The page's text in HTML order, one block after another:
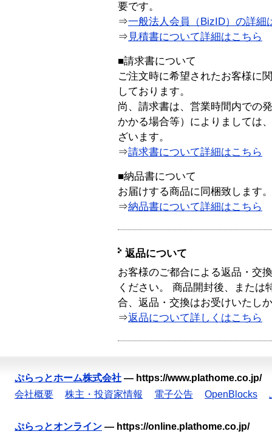
要です。
⇒一般法人会員（BizID）の詳細
⇒ 見積書について詳細はこちら
■請求書について
ご注文時に希望されたお客様に
しております。
尚、請求書は、営業時間内での
かかる場合等）によりましては
ざいます。
⇒請求書について詳細はこちら
■納品書について
お届けする商品に同梱致します。
⇒納品書について詳細はこちら
返品について
お客様のご都合による返品・交
ください。 商品開封後、または
合、返品・交換はお受けいたし
⇒返品について詳しくはこちら
ぷらっとホーム株式会社 — https://www.plathome.co.jp/
会社概要
株主・投資家情報 電子公告 OpenBlocks
ぷらっとオンライン — https://online.plathome.co.jp/